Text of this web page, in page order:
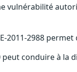
vulnérabilité
2011-2988
peut conduire à